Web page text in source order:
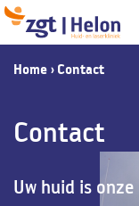
Home › Contact
Contact
Uw huid is onze